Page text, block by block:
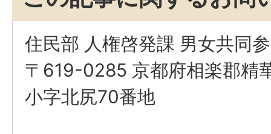
住民部 人権啓発課 男女共同
〒619-0285 京都府相楽郡精
小字北尻70番地